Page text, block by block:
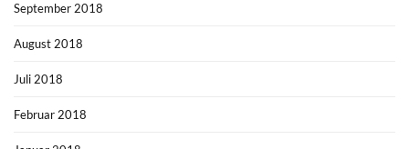
September 2018
August 2018
Juli 2018
Februar 2018